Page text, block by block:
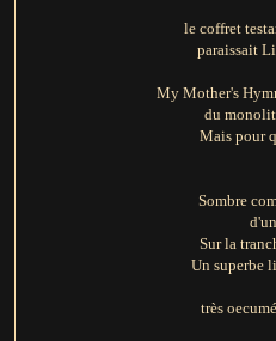
le coffret
paraissait
My Mother's
du
Mais pour
Sombre
Sur la
Un superbe
très